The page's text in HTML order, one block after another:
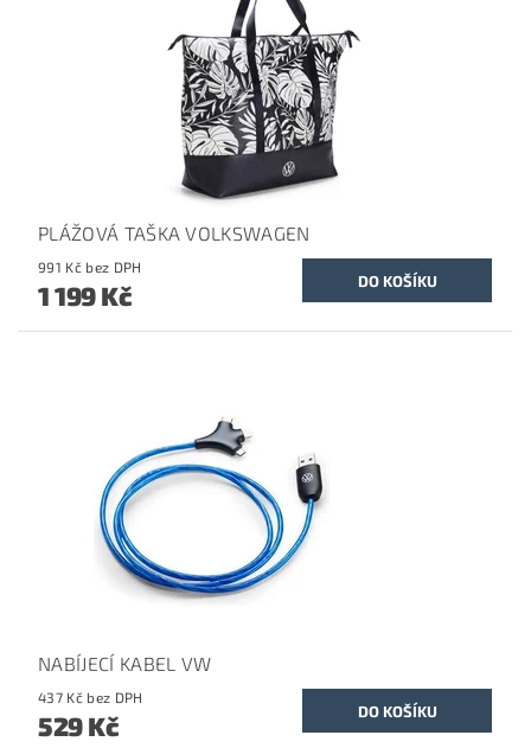
PLÁŽOVÁ TAŠKA VOLKSWAGEN
991 Kč bez DPH
1 199 Kč
NABÍJECÍ KABEL VW
437 Kč bez DPH
529 Kč